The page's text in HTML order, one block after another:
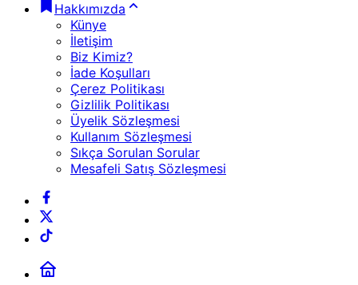
Hakkımızda
Künye
İletişim
Biz Kimiz?
İade Koşulları
Çerez Politikası
Gizlilik Politikası
Üyelik Sözleşmesi
Kullanım Sözleşmesi
Sıkça Sorulan Sorular
Mesafeli Satış Sözleşmesi